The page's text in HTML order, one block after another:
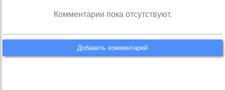
Комментарии пока отсутствуют.
Добавить комментарий